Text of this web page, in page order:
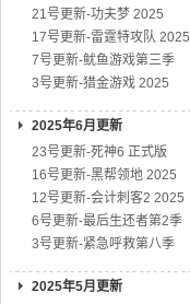
21号更新-功夫梦 2025
17号更新-雷霆特攻队 2025
7号更新-鱿鱼游戏第三季
3号更新-猎金游戏 2025
2025年6月更新
23号更新-死神6 正式版
16号更新-黑帮领地 2025
12号更新-会计刺客2 2025
6号更新-最后生还者第2季
3号更新-紧急呼救第八季
2025年5月更新